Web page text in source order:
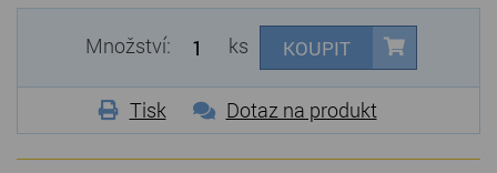
Množství: ks KOUPIT
Tisk Dotaz na produkt